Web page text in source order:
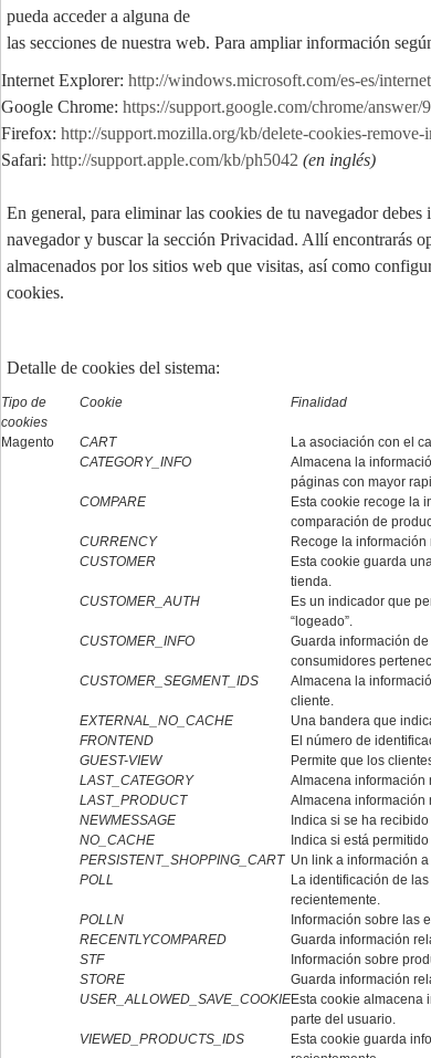
pueda acceder a alguna de
las secciones de nuestra web. Para ampliar información
Internet Explorer: http://windows.microsoft.com/es-es/
Google Chrome: https://support.google.com/chrome/answer/
Firefox: http://support.mozilla.org/kb/delete-cookies-remove-
Safari: http://support.apple.com/kb/ph5042 (en inglés)
En general, para eliminar las cookies de tu navegador
navegador y buscar la sección Privacidad. Allí encontrarás
almacenados por los sitios web que visitas, así como
cookies.
Detalle de cookies del sistema:
Tipo de
cookies
Cookie Finalidad
Magento CART
La asociación con el
CATEGORY_INFO
Almacena la
páginas con mayor
COMPARE
Esta cookie recoge la
comparación de
CURRENCY
Recoge la
CUSTOMER
Esta cookie guarda
tienda.
CUSTOMER_AUTH
Es un indicador que
“logeado”.
CUSTOMER_INFO
Guarda información
consumidores
CUSTOMER_SEGMENT_IDS
Almacena la
cliente.
EXTERNAL_NO_CACHE
Una bandera que
FRONTEND
El número de
GUEST-VIEW
Permite que los
LAST_CATEGORY
Almacena información
LAST_PRODUCT
Almacena información
NEWMESSAGE
Indica si se ha
NO_CACHE
Indica si está
PERSISTENT_SHOPPING_CART Un link a información
POLL
La identificación de
recientemente.
POLLN
Información sobre las
RECENTLYCOMPARED
Guarda información
STF
Información sobre
STORE
Guarda información
USER_ALLOWED_SAVE_COOKIEEsta cookie almacena
parte del usuario.
VIEWED_PRODUCTS_IDS
Esta cookie guarda